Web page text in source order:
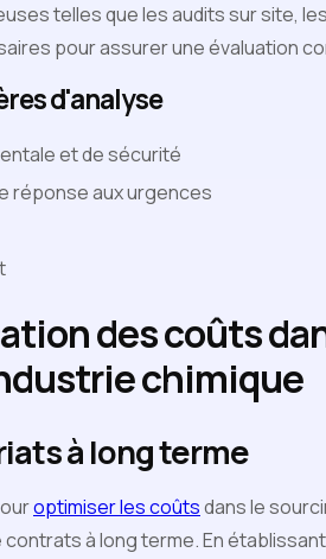
telles que les audits sur site,
pour assurer une évaluation
d'analyse
et de sécurité
réponse aux urgences
des coûts
chimique
à long terme
optimiser les coûtsdans le
à long terme. En